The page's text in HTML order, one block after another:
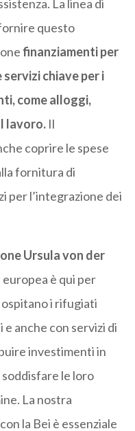
La linea di
questo
finanziamenti per
chiave per i
come alloggi,
lavoro.Il
coprire le spese
fornitura di
per l’integrazione dei
Ursula von der
europea è qui per
i rifugiati
anche con servizi di
investimenti in
le loro
La nostra
la Bei è essenziale